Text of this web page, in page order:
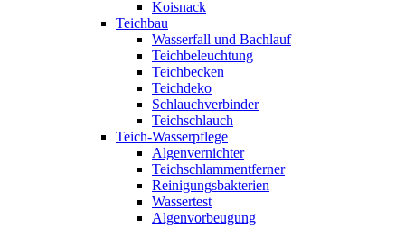
Koisnack
Teichbau
Wasserfall und Bachlauf
Teichbeleuchtung
Teichbecken
Teichdeko
Schlauchverbinder
Teichschlauch
Teich-Wasserpflege
Algenvernichter
Teichschlammentferner
Reinigungsbakterien
Wassertest
Algenvorbeugung